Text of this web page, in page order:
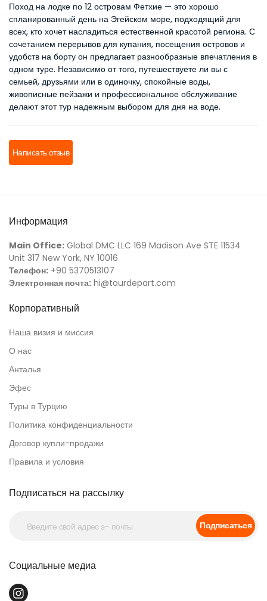
Поход на лодке по 12 островам Фетхие — это хорошо
спланированный день на Эгейском море, подходящий для
всех, кто хочет насладиться естественной красотой региона. С
сочетанием перерывов для купания, посещения островов и
удобств на борту он предлагает разнообразные впечатления в
одном туре. Независимо от того, путешествуете ли вы с
семьей, друзьями или в одиночку, спокойные воды,
живописные пейзажи и профессиональное обслуживание
делают этот тур надежным выбором для дня на воде.
Написать отзыв
Информация
Main Office: Global DMC LLC 169 Madison Ave STE 11534
Unit 317 New York, NY 10016
Телефон: +90 5370513107
Электронная почта: hi@tourdepart.com
Корпоративный
Наша визия и миссия
О нас
Анталья
Эфес
Туры в Турцию
Политика конфиденциальности
Договор купли-продажи
Правила и условия
Подписаться на рассылку
Подписаться
Социальные медиа